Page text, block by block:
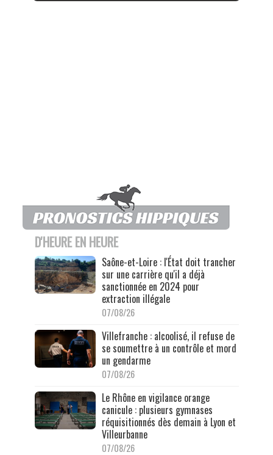
D'HEURE EN HEURE
Saône-et-Loire : l'État doit trancher
sur une carrière qu'il a déjà
sanctionnée en 2024 pour
extraction illégale
07/08/26
Villefranche : alcoolisé, il refuse de
se soumettre à un contrôle et mord
un gendarme
07/08/26
Le Rhône en vigilance orange
canicule : plusieurs gymnases
réquisitionnés dès demain à Lyon et
Villeurbanne
07/08/26